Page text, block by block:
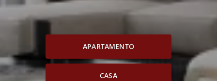
APARTAMENTO
CASA